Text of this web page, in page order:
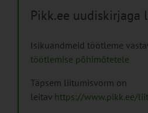
Pikk.ee uudiskirjaga
Isikuandmeid töötleme
töötlemise põhimõtetele
Täpsem liitumisvorm on
leitav https://www.pikk.ee/